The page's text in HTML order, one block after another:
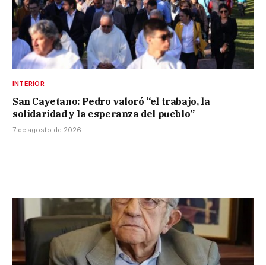
INTERIOR
San Cayetano: Pedro valoró “el trabajo, la
solidaridad y la esperanza del pueblo”
7 de agosto de 2026